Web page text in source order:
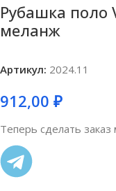
Рубашка поло
меланж
Артикул: 2024.11
912,00 ₽
Теперь сделать